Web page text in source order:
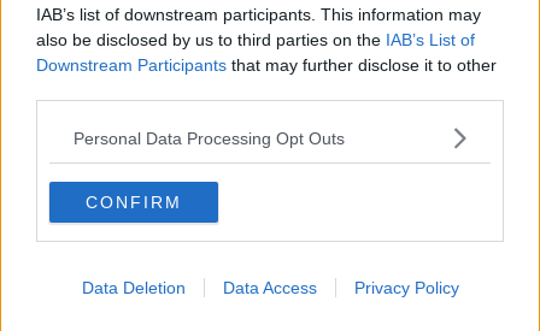
IAB’s list of downstream participants. This information may
also be disclosed by us to third parties on the IAB’s List of
Downstream Participants that may further disclose it to other
Personal Data Processing Opt Outs
CONFIRM
Data Deletion Data Access Privacy Policy
Se vuoi leggere le notizie principali della Toscana iscriviti alla
Newsletter QUInews - ToscanaMedia.Arriva gratis tutti i giorni
alle 20:00 direttamente nella tua casella di posta.
Basta cliccareQUI